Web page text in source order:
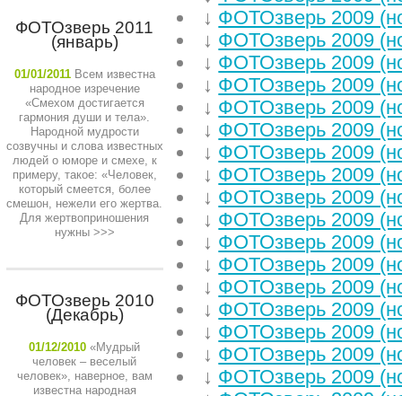
ФОТОзверь 2011
(январь)
01/01/2011 Всем известна
народное изречение
«Смехом достигается
гармония души и тела».
Народной мудрости
созвучны и слова известных
людей о юморе и смехе, к
примеру, такое: «Человек,
который смеется, более
смешон, нежели его жертва.
Для жертвоприношения
нужны>>>
ФОТОзверь 2010
(Декабрь)
01/12/2010 «Мудрый
человек – веселый
человек», наверное, вам
известна народная
↓ ФОТОзверь 2009
↓ ФОТОзверь 2009
↓ ФОТОзверь 2009
↓ ФОТОзверь 2009
↓ ФОТОзверь 2009
↓ ФОТОзверь 2009
↓ ФОТОзверь 2009
↓ ФОТОзверь 2009
↓ ФОТОзверь 2009
↓ ФОТОзверь 2009
↓ ФОТОзверь 2009
↓ ФОТОзверь 2009
↓ ФОТОзверь 2009
↓ ФОТОзверь 2009
↓ ФОТОзверь 2009
↓ ФОТОзверь 2009
↓ ФОТОзверь 2009